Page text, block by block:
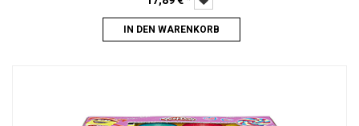
IN DEN WARENKORB